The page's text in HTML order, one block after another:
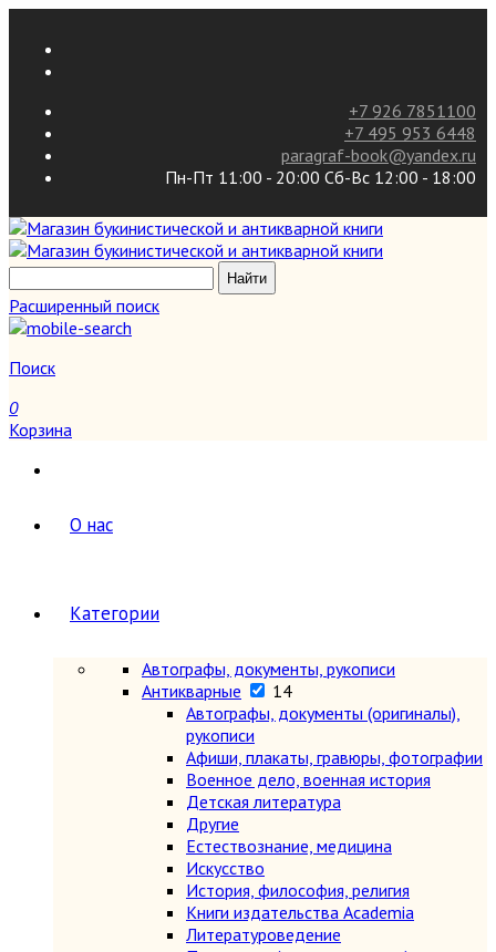
+7 926 7851100
+7 495 953 6448
paragraf-book@yandex.ru
Пн-Пт 11:00 - 20:00 Сб-Вс 12:00 - 18:00
Расширенный поиск
Поиск
0
Корзина
О нас
Категории
Автографы, документы, рукописи
Антикварные
14
Автографы, документы (оригиналы),
рукописи
Афиши, плакаты, гравюры, фотографии
Военное дело, военная история
Детская литература
Другие
Естествознание, медицина
Искусство
История, философия, религия
Книги издательства Academia
Литературоведение